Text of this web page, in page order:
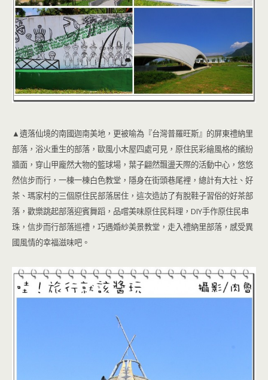
▲遺落仙境的南國迦南美地，更被喻為『台灣普羅旺斯』的屏東禮納里
部落，浴火重生的部落，歐風小木屋四處可見，原住民彩繪風格的繽紛
牆面，穿山甲龐然大物的籃球場，葉子翩然飄盪天際的活動中心，悠悠
然信步而行，一棟一棟白色教堂，隱身在街頭巷尾裡，總計有大社、好
茶、瑪家村的三個原住民部落居住，這次造訪了有脫鞋子習俗的好茶部
落，歡樂跳起部落迎賓舞蹈，品嚐美味原住民料理，DIY手作原住民串
珠，信步而行部落巡禮，巧遇婚紗美景教堂，走入禮納里部落，感受異
國風情的幸福滋味吧。